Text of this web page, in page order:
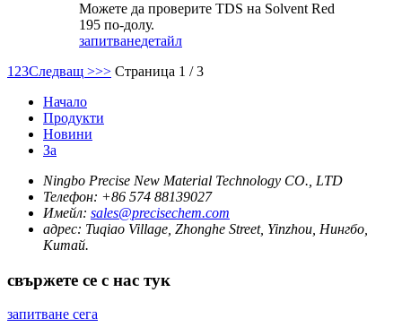
Можете да проверите TDS на Solvent Red
195 по-долу.
запитванедетайл
1 23Следващ >>> Страница 1 / 3
Начало
Продукти
Новини
За
Ningbo Precise New Material Technology CO., LTD
Телефон: +86 574 88139027
Имейл: sales@precisechem.com
адрес: Tuqiao Village, Zhonghe Street, Yinzhou, Нингбо,
Китай.
свържете се с нас тук
запитване сега